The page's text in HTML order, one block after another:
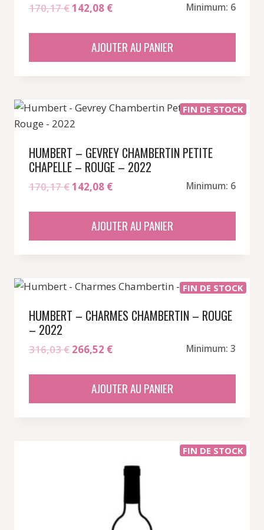
170,17€Le
était :
142,08 €Le
est :
Minimum: 6
AJOUTER AU PANIER
FIN DE STOCK
HUMBERT – GEVREY CHAMBERTIN PETITE
CHAPELLE – ROUGE – 2022
170,17€Le
était :
142,08 €Le
est :
Minimum: 6
AJOUTER AU PANIER
FIN DE STOCK
HUMBERT – CHARMES CHAMBERTIN – ROUGE
– 2022
316,03€ Le
était :
266,52 €Le
est :
Minimum: 3
AJOUTER AU PANIER
FIN DE STOCK